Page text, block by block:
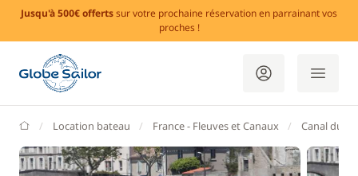
Jusqu'à 500€ offertssur votre prochaine réservation en parrainant vos
proches !
GlobeSailor
Location bateau France - Fleuves et Canaux Canal du